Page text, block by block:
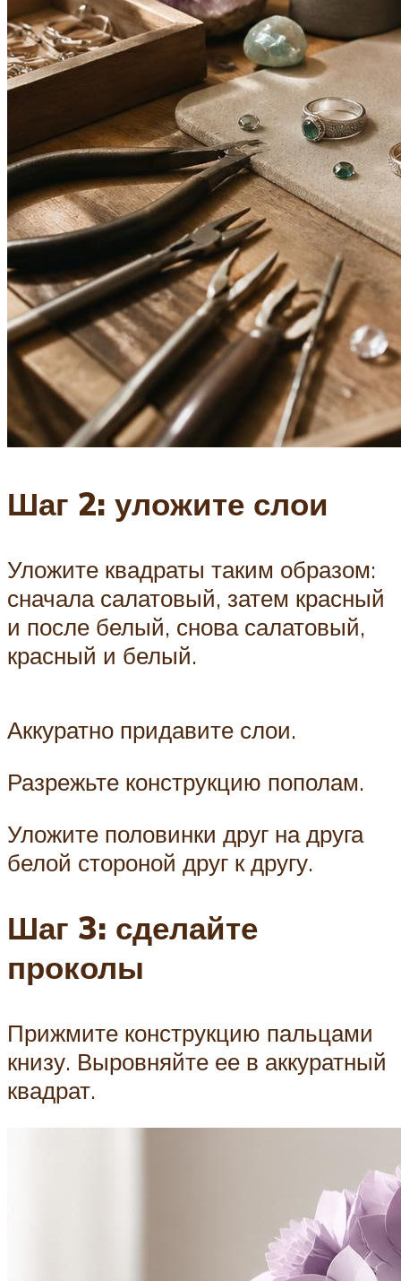
Шаг 2: уложите слои
Уложите квадраты таким образом:
сначала салатовый, затем красный
и после белый, снова салатовый,
красный и белый.
Аккуратно придавите слои.
Разрежьте конструкцию пополам.
Уложите половинки друг на друга
белой стороной друг к другу.
Шаг 3: сделайте
проколы
Прижмите конструкцию пальцами
книзу. Выровняйте ее в аккуратный
квадрат.